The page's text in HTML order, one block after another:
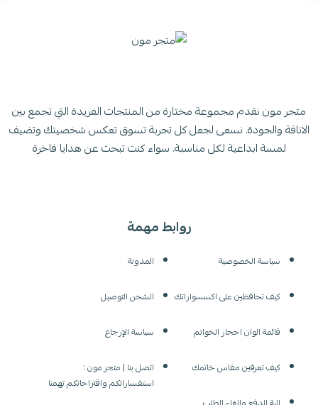
واتساب بعد اكمالك للطلب ليتم التوضيح لك كيف تعرف مقاسك ونبدا في
الطلب
روابط مهمة
سياسة الخصوصية
كيف تحافظين على اكسسواراتك
قائمة الوان احجار الخواتم
كيف تعرفين مقاس خاتمك
المدونة
الشحن التوصيل
سياسة الإرجاع
اتصل بنا | متجر مون :
استفساراتكم واقتراحاتكم تهمنا
متجر مون نقدم مجموعة مختارة من المنتجات الفريدة التي تجمع بين
الاناقة والجودة. نسعى لجعل كل تجربة تسوق تعكس شخصيتك وتضيف
لمسة ابداعية لكل مناسبة. سواء كنت تبحث عن هدايا فاخرة